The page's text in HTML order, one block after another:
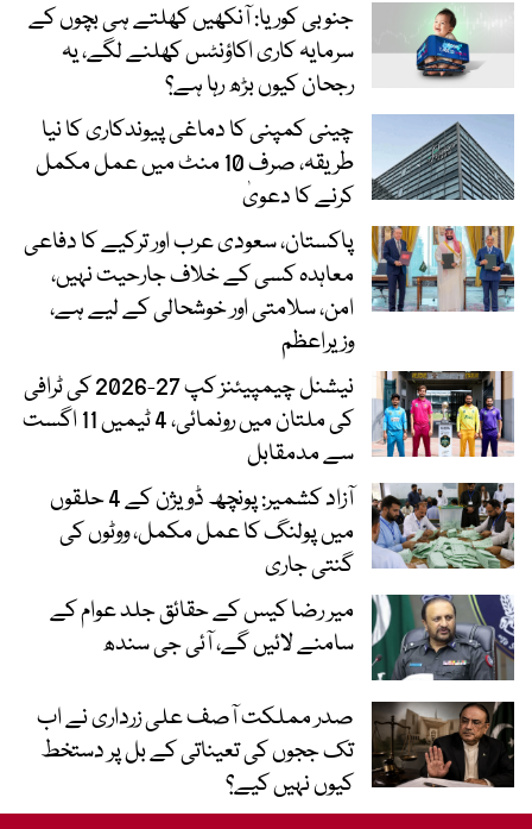
جنوبی کوریا: آنکھیں کھلتے ہی بچوں کے
سرمایہ کاری اکاؤنٹس کھلنے لگے، یہ
رجحان کیوں بڑھ رہا ہے؟
چینی کمپنی کا دماغی پیوندکاری کا نیا
طریقہ، صرف 10 منٹ میں عمل مکمل
کرنے کا دعویٰ
پاکستان، سعودی عرب اور ترکیے کا دفاعی
معاہدہ کسی کے خلاف جارحیت نہیں،
امن، سلامتی اور خوشحالی کے لیے ہے،
وزیراعظم
نیشنل چیمپیئنز کپ 27-2026 کی ٹرافی
کی ملتان میں رونمائی، 4 ٹیمیں 11 اگست
سے مدمقابل
آزاد کشمیر: پونچھ ڈویژن کے 4 حلقوں
میں پولنگ کا عمل مکمل، ووٹوں کی
گنتی جاری
میر رضا کیس کے حقائق جلد عوام کے
سامنے لائیں گے، آئی جی سندھ
صدر مملکت آصف علی زرداری نے اب
تک ججوں کی تعیناتی کے بل پر دستخط
کیوں نہیں کیے؟